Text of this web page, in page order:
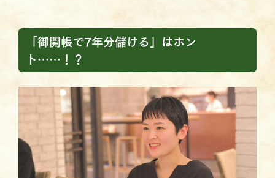
「御開帳で7年分儲ける」はホン
ト……！？